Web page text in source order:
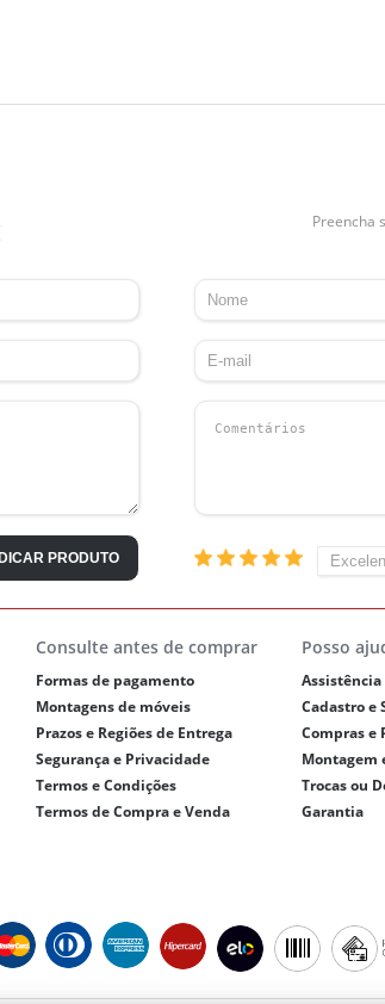
PRODUTO
Preencha
Consulte antes de comprar
Formas de pagamento
Montagens de móveis
Prazos e Regiões de Entrega
Segurança e Privacidade
Termos e Condições
Termos de Compra e Venda
Posso
Assistência
Cadastro e
Compras e
Montagem
Trocas ou
Garantia